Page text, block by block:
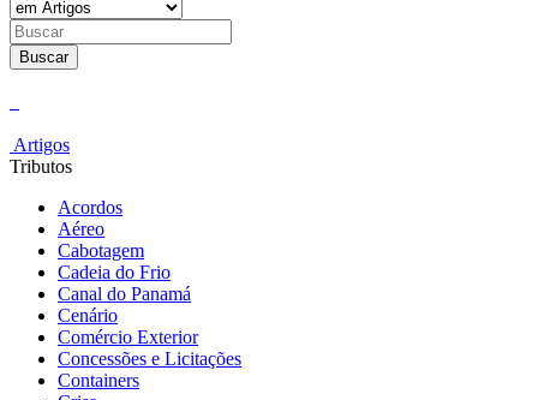
Buscar
Artigos
Tributos
Acordos
Aéreo
Cabotagem
Cadeia do Frio
Canal do Panamá
Cenário
Comércio Exterior
Concessões e Licitações
Containers